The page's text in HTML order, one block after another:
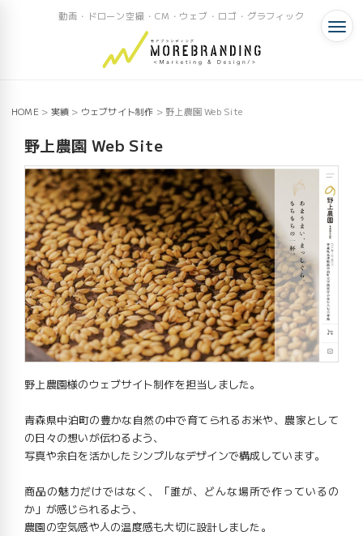
動画・ドローン空撮・CM・ウェブ・ロゴ・グラフィック
HOME > 実績 > ウェブサイト制作 > 野上農園 Web Site
野上農園 Web Site
野上農園様のウェブサイト制作を担当しました。
青森県中泊町の豊かな自然の中で育てられるお米や、農家として
の日々の想いが伝わるよう、
写真や余白を活かしたシンプルなデザインで構成しています。
商品の魅力だけではなく、「誰が、どんな場所で作っているの
か」が感じられるよう、
農園の空気感や人の温度感も大切に設計しました。